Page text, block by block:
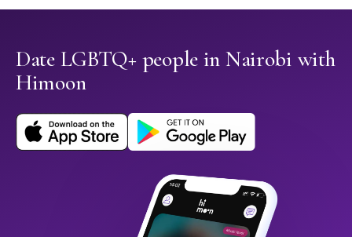
Date LGBTQ+ people in Nairobi with
Himoon